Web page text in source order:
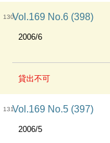
130Vol.169 No.6 (398)
2006/6
貸出不可
131Vol.169 No.5 (397)
2006/5